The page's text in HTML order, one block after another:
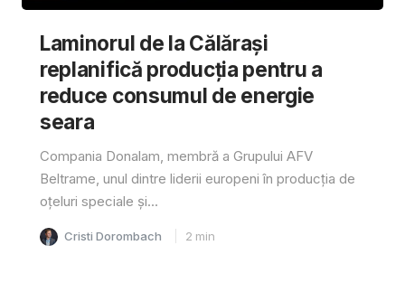
Laminorul de la Călărași
replanifică producția pentru a
reduce consumul de energie
seara
Compania Donalam, membră a Grupului AFV
Beltrame, unul dintre liderii europeni în producția de
oțeluri speciale și...
Cristi Dorombach 2 min